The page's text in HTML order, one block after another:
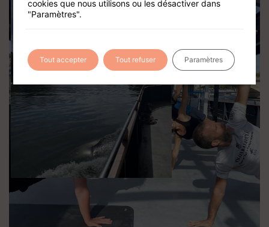
cookies que nous utilisons ou les désactiver dans
"Paramètres".
Tout accepter Tout refuser Paramètres